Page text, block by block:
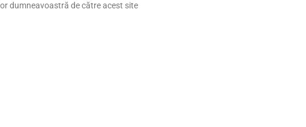
dumneavoastră de către acest site